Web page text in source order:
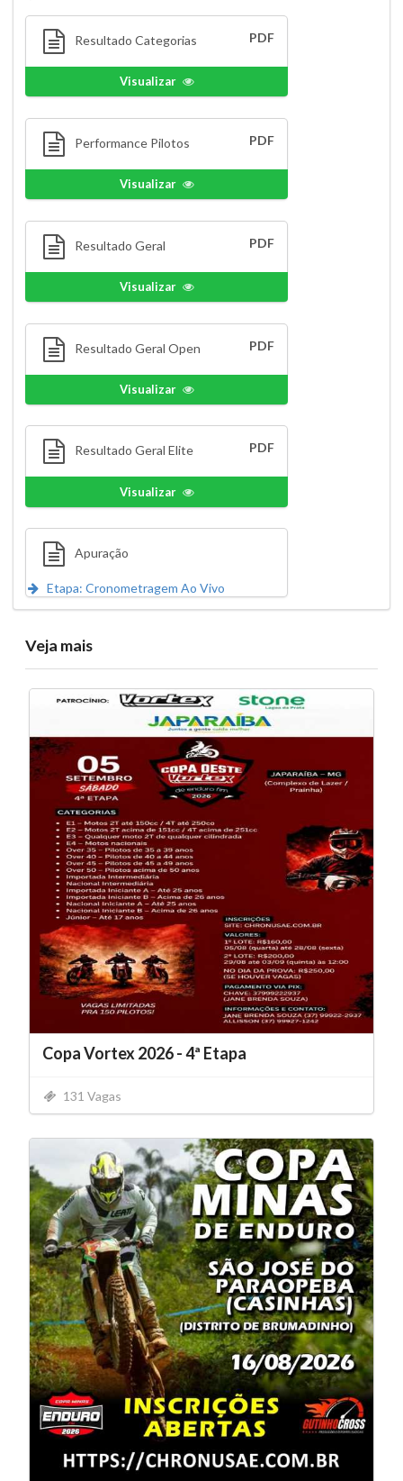
Resultado Categorias PDF
Visualizar
Performance Pilotos PDF
Visualizar
Resultado Geral PDF
Visualizar
Resultado Geral Open PDF
Visualizar
Resultado Geral Elite PDF
Visualizar
Apuração
Etapa: Cronometragem Ao Vivo
Veja mais
Copa Vortex 2026 - 4ª Etapa
131 Vagas